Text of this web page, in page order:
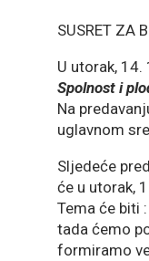
SUSRET ZA
U utorak, 14.
Spolnost i
Na
uglavnom
Sljedeće
će u utorak,
Tema će biti :
tada ćemo
formiramo